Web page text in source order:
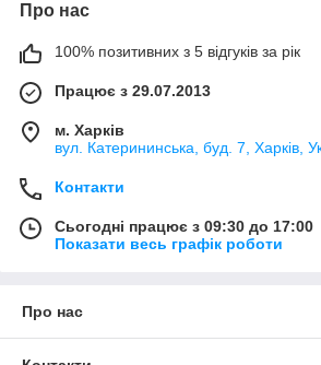
Про нас
100% позитивних з 5 відгуків за рік
Працює з 29.07.2013
м. Харків
вул. Катерининська, буд. 7, Харків,
Контакти
Сьогодні працює з 09:30 до 17:00
Показати весь графік роботи
Про нас